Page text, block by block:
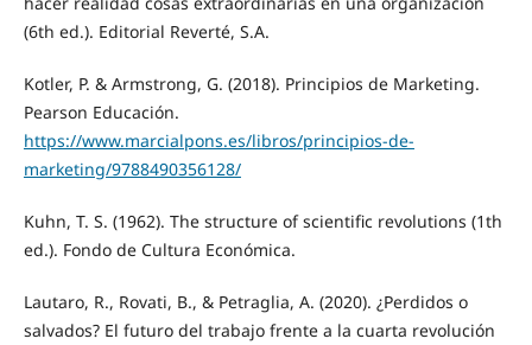
(6th ed.). Editorial Reverté, S.A.
Kotler, P. & Armstrong, G. (2018). Principios de Marketing.
Pearson Educación.
https://www.marcialpons.es/libros/principios-de-
marketing/9788490356128/
Kuhn, T. S. (1962). The structure of scientific revolutions (1th
ed.). Fondo de Cultura Económica.
Lautaro, R., Rovati, B., & Petraglia, A. (2020). ¿Perdidos o
salvados? El futuro del trabajo frente a la cuarta revolución